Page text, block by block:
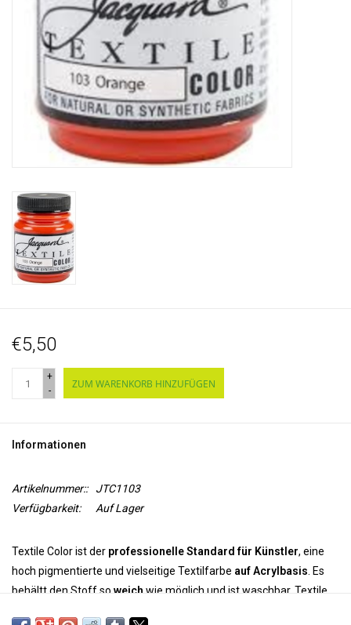
€5,50
+
-
ZUM WARENKORB HINZUFÜGEN
Informationen
Artikelnummer::
JTC1103
Verfügbarkeit:
Auf Lager
Textile Color ist der professionelle Standard für Künstler, eine
hoch pigmentierte und vielseitige Textilfarbe auf Acrylbasis. Es
behältt den Stoff so weich wie möglich und ist waschbar. Textile